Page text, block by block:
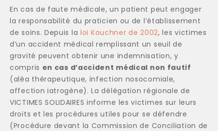
En cas de faute médicale, un patient peut engager
la responsabilité du praticien ou de l’établissement
de soins. Depuis la loi Kouchner de 2002, les victimes
d’un accident médical remplissant un seuil de
gravité peuvent obtenir une indemnisation, y
compris en cas d’accident médical non fautif
(aléa thérapeutique, infection nosocomiale,
affection iatrogène). La délégation régionale de
VICTIMES SOLIDAIRES informe les victimes sur leurs
droits et les procédures utiles pour se défendre
(Procédure devant la Commission de Conciliation de